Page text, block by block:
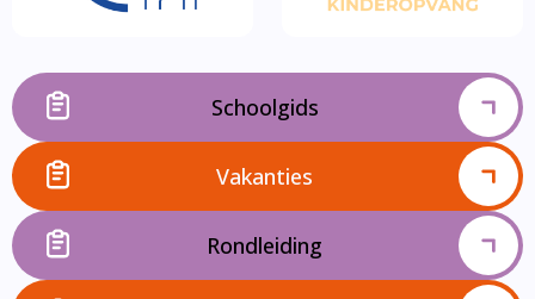
Schoolgids
Vakanties
Rondleiding